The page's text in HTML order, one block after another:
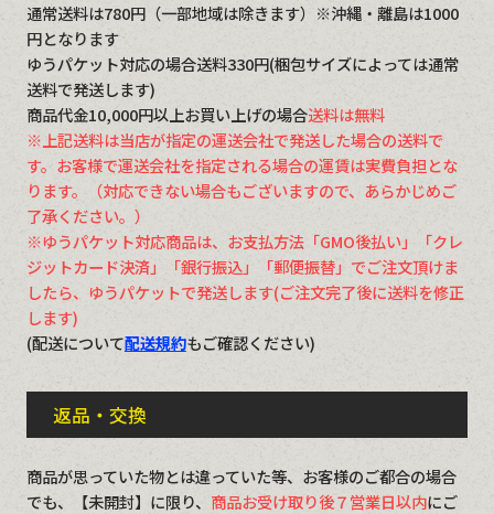
通常送料は780円（一部地域は除きます）※沖縄・離島は1000
円となります
ゆうパケット対応の場合送料330円(梱包サイズによっては通常
送料で発送します)
商品代金10,000円以上お買い上げの場合送料は無料
※上記送料は当店が指定の運送会社で発送した場合の送料で
す。お客様で運送会社を指定される場合の運賃は実費負担とな
ります。（対応できない場合もございますので、あらかじめご
了承ください。）
※ゆうパケット対応商品は、お支払方法「GMO後払い」「クレ
ジットカード決済」「銀行振込」「郵便振替」でご注文頂けま
したら、ゆうパケットで発送します(ご注文完了後に送料を修正
します)
(配送について配送規約もご確認ください)
返品・交換
商品が思っていた物とは違っていた等、お客様のご都合の場合
でも、【未開封】に限り、 商品お受け取り後７営業日以内にご